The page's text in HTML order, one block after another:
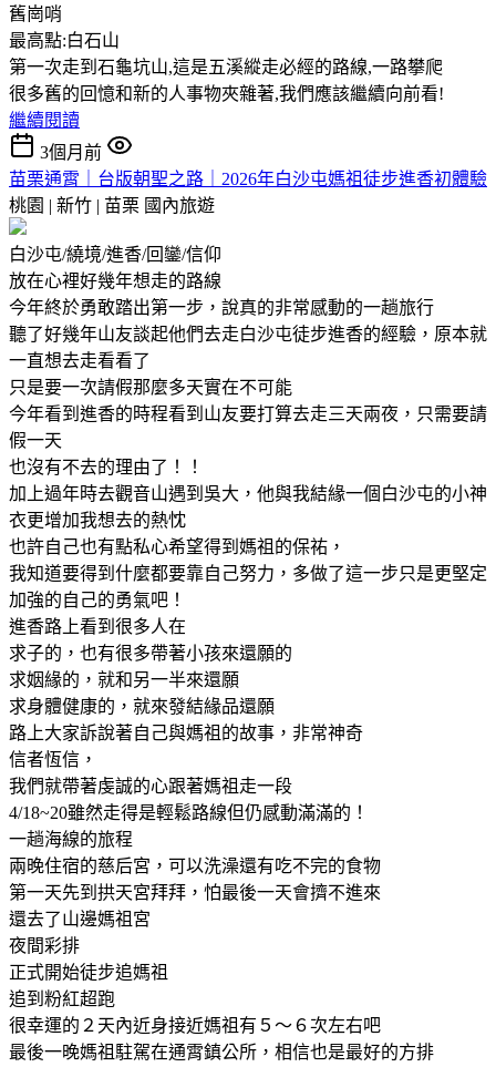
舊崗哨
最高點:白石山
第一次走到石龜坑山,這是五溪縱走必經的路線,一路攀爬
很多舊的回憶和新的人事物夾雜著,我們應該繼續向前看!
繼續閱讀
3個月前
苗栗通霄｜台版朝聖之路｜2026年白沙屯媽祖徒步進香初體驗
桃園 | 新竹 | 苗栗 國內旅遊
白沙屯/繞境/進香/回鑾/信仰
放在心裡好幾年想走的路線
今年終於勇敢踏出第一步，說真的非常感動的一趟旅行
聽了好幾年山友談起他們去走白沙屯徒步進香的經驗，原本就
一直想去走看看了
只是要一次請假那麼多天實在不可能
今年看到進香的時程看到山友要打算去走三天兩夜，只需要請
假一天
也沒有不去的理由了！！
加上過年時去觀音山遇到吳大，他與我結緣一個白沙屯的小神
衣更增加我想去的熱忱
也許自己也有點私心希望得到媽祖的保祐，
我知道要得到什麼都要靠自己努力，多做了這一步只是更堅定
加強的自己的勇氣吧！
進香路上看到很多人在
求子的，也有很多帶著小孩來還願的
求姻緣的，就和另一半來還願
求身體健康的，就來發結緣品還願
路上大家訴說著自己與媽祖的故事，非常神奇
信者恆信，
我們就帶著虔誠的心跟著媽祖走一段
4/18~20雖然走得是輕鬆路線但仍感動滿滿的！
一趟海線的旅程
兩晚住宿的慈后宮，可以洗澡還有吃不完的食物
第一天先到拱天宮拜拜，怕最後一天會擠不進來
還去了山邊媽祖宮
夜間彩排
正式開始徒步追媽祖
追到粉紅超跑
很幸運的２天內近身接近媽祖有５～６次左右吧
最後一晚媽祖駐駕在通霄鎮公所，相信也是最好的方排